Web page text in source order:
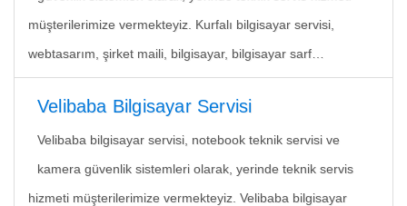
müşterilerimize vermekteyiz. Kurfalı bilgisayar servisi,
webtasarım, şirket maili, bilgisayar, bilgisayar sarf…
Velibaba Bilgisayar Servisi
Velibaba bilgisayar servisi, notebook teknik servisi ve
kamera güvenlik sistemleri olarak, yerinde teknik servis
hizmeti müşterilerimize vermekteyiz. Velibaba bilgisayar